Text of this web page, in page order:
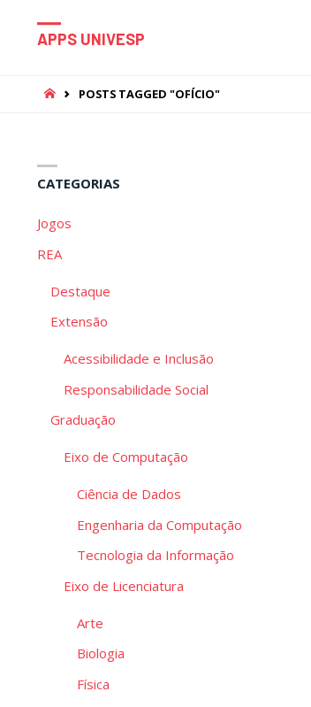
APPS UNIVESP
HOMEPOSTS TAGGED "OFÍCIO"
CATEGORIAS
Jogos
REA
Destaque
Extensão
Acessibilidade e Inclusão
Responsabilidade Social
Graduação
Eixo de Computação
Ciência de Dados
Engenharia da Computação
Tecnologia da Informação
Eixo de Licenciatura
Arte
Biologia
Física